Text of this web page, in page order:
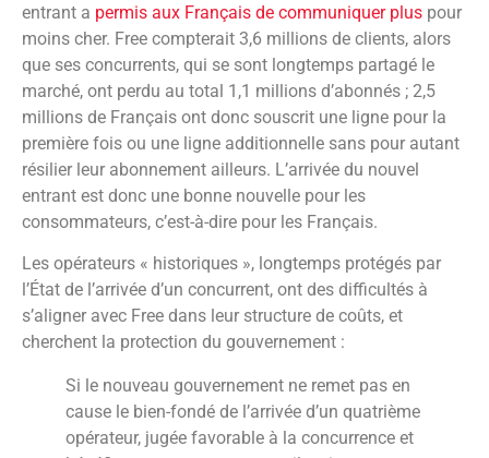
entrant a permis aux Français de communiquer plus pour
moins cher. Free compterait 3,6 millions de clients, alors
que ses concurrents, qui se sont longtemps partagé le
marché, ont perdu au total 1,1 millions d’abonnés ; 2,5
millions de Français ont donc souscrit une ligne pour la
première fois ou une ligne additionnelle sans pour autant
résilier leur abonnement ailleurs. L’arrivée du nouvel
entrant est donc une bonne nouvelle pour les
consommateurs, c’est-à-dire pour les Français.
Les opérateurs « historiques », longtemps protégés par
l’État de l’arrivée d’un concurrent, ont des difficultés à
s’aligner avec Free dans leur structure de coûts, et
cherchent la protection du gouvernement :
Si le nouveau gouvernement ne remet pas en
cause le bien-fondé de l’arrivée d’un quatrième
opérateur, jugée favorable à la concurrence et